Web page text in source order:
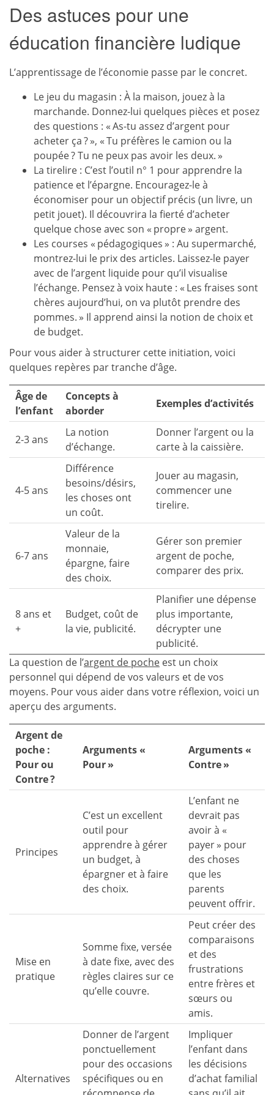
Des astuces pour une
éducation financière ludique
L’apprentissage de l’économie passe par le concret.
Le jeu du magasin : À la maison, jouez à la
marchande. Donnez-lui quelques pièces et posez
des questions : « As-tu assez d’argent pour
acheter ça ? », « Tu préfères le camion ou la
poupée ? Tu ne peux pas avoir les deux. »
La tirelire : C’est l’outil n° 1 pour apprendre la
patience et l’épargne. Encouragez-le à
économiser pour un objectif précis (un livre, un
petit jouet). Il découvrira la fierté d’acheter
quelque chose avec son « propre » argent.
Les courses « pédagogiques » : Au supermarché,
montrez-lui le prix des articles. Laissez-le payer
avec de l’argent liquide pour qu’il visualise
l’échange. Pensez à voix haute : « Les fraises sont
chères aujourd’hui, on va plutôt prendre des
pommes. » Il apprend ainsi la notion de choix et
de budget.
Pour vous aider à structurer cette initiation, voici
quelques repères par tranche d’âge.
Âge de
l’enfant
Concepts à
aborder
Exemples d’activités
2-3 ans
La notion
d’échange.
Donner l’argent ou la
carte à la caissière.
4-5 ans
Différence
besoins/désirs,
les choses ont
un coût.
Jouer au magasin,
commencer une
tirelire.
6-7 ans
Valeur de la
monnaie,
épargne, faire
des choix.
Gérer son premier
argent de poche,
comparer des prix.
8 ans et
+
Budget, coût de
la vie, publicité.
Planifier une dépense
plus importante,
décrypter une
publicité.
La question de l’argent de poche est un choix
personnel qui dépend de vos valeurs et de vos
moyens. Pour vous aider dans votre réflexion, voici un
aperçu des arguments.
Argent de
poche :
Pour ou
Contre ?
Arguments «
Pour »
Arguments «
Contre »
Principes
C’est un excellent
outil pour
apprendre à gérer
un budget, à
épargner et à faire
des choix.
L’enfant ne
devrait pas
avoir à «
payer » pour
des choses
que les
parents
peuvent offrir.
Mise en
pratique
Somme fixe, versée
à date fixe, avec des
règles claires sur ce
qu’elle couvre.
Peut créer des
comparaisons
et des
frustrations
entre frères et
sœurs ou
amis.
Alternatives
Donner de l’argent
ponctuellement
pour des occasions
spécifiques ou en
Impliquer
l’enfant dans
les décisions
d’achat familial